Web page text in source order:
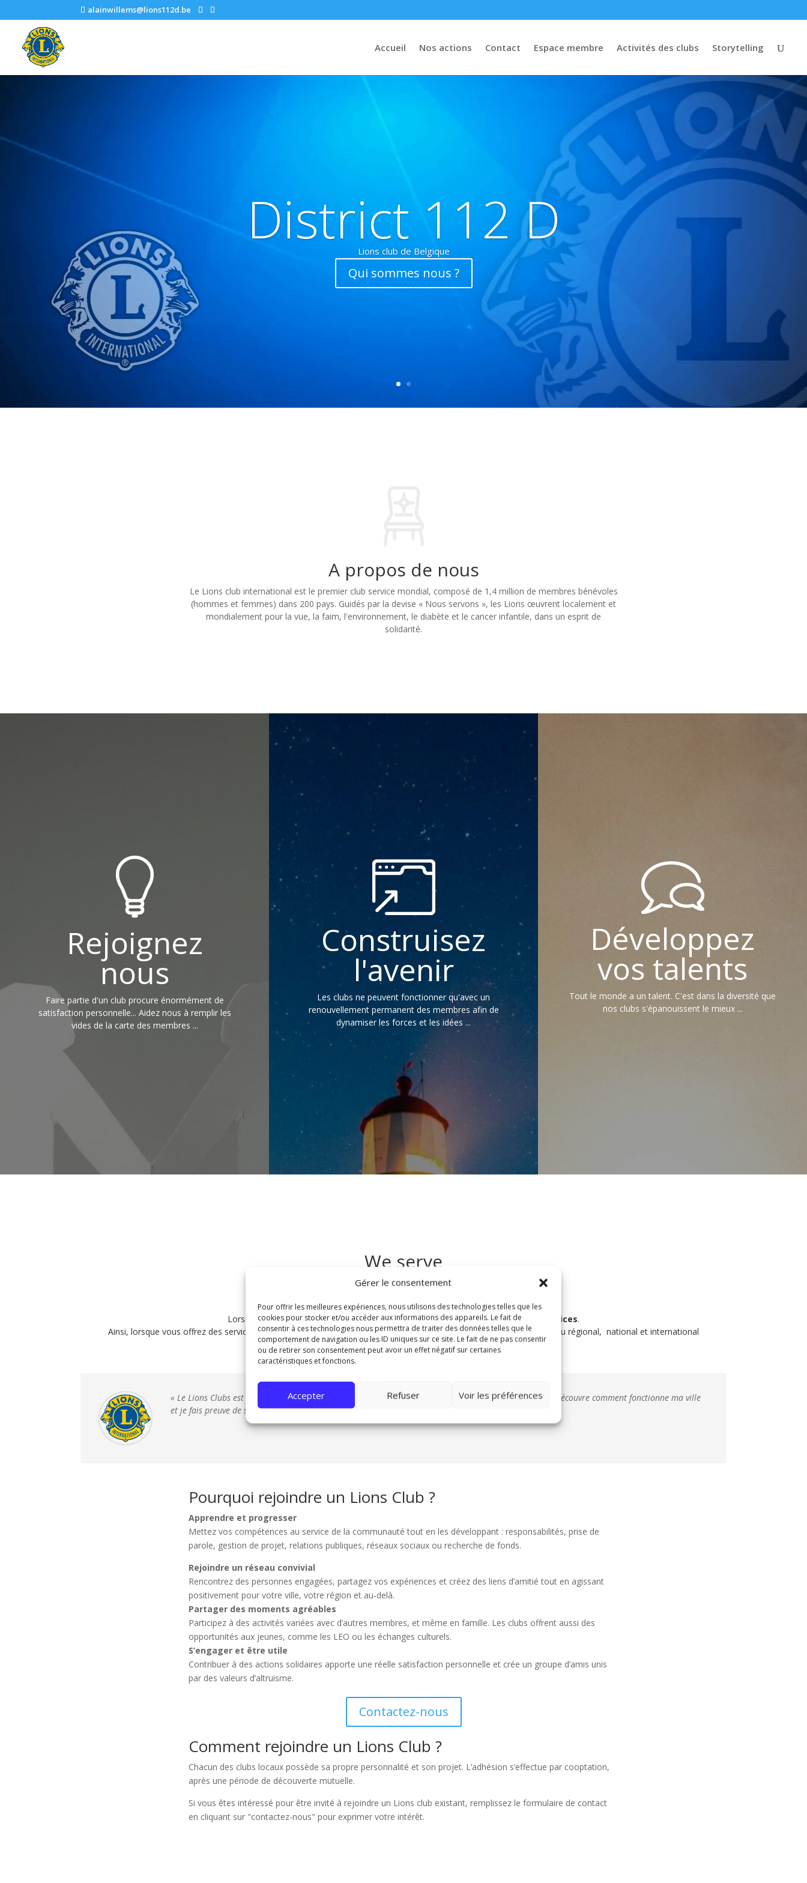
Gérer le consentement
Pour offrir les meilleures expériences, nous utilisons des technologies telles que les
cookies pour stocker et/ou accéder aux informations des appareils. Le fait de
consentir à ces technologies nous permettra de traiter des données telles que le
comportement de navigation ou les ID uniques sur ce site. Le fait de ne pas consentir
ou de retirer son consentement peut avoir un effet négatif sur certaines
caractéristiques et fonctions.
Accepter Refuser Voir les préférences
alainwillems@lions112d.be
Accueil Nos actions Contact Espace membre Activités des clubs Storytelling
District 112 D
Lions club de Belgique
Qui sommes nous ?
A propos de nous
Le Lions club international est le premier club service mondial, composé de 1,4 million de membres bénévoles
(hommes et femmes) dans 200 pays. Guidés par la devise « Nous servons », les Lions œuvrent localement et
mondialement pour la vue, la faim, l'environnement, le diabète et le cancer infantile, dans un esprit de
solidarité.
Rejoignez
nous
Faire partie d'un club procure énormément de
satisfaction personnelle... Aidez nous à remplir les
vides de la carte des membres ...
Construisez
l'avenir
Les clubs ne peuvent fonctionner qu'avec un
renouvellement permanent des membres afin de
dynamiser les forces et les idées ...
Développez
vos talents
Tout le monde a un talent. C'est dans la diversité que
nos clubs s'épanouissent le mieux ...
We serve
Lorsque vous rejoignez un Lions Club, vous rejoignez un réseau international de services.
Ainsi, lorsque vous offrez des services communautaires, vous contribuez à l’effort bénévole des Lions Clubs au niveau régional, national et international
« Le Lions Clubs est l'endroit où je noue de nouvelles amitiés, je renforce mon réseau professionnel, je découvre comment fonctionne ma ville
et je fais preuve de solidarité. Je me sens utile. »
Pourquoi rejoindre un Lions Club ?
Apprendre et progresser
Mettez vos compétences au service de la communauté tout en les développant : responsabilités, prise de
parole, gestion de projet, relations publiques, réseaux sociaux ou recherche de fonds.
Rejoindre un réseau convivial
Rencontrez des personnes engagées, partagez vos expériences et créez des liens d’amitié tout en agissant
positivement pour votre ville, votre région et au‑delà.
Partager des moments agréables
Participez à des activités variées avec d’autres membres, et même en famille. Les clubs offrent aussi des
opportunités aux jeunes, comme les LEO ou les échanges culturels.
S’engager et être utile
Contribuer à des actions solidaires apporte une réelle satisfaction personnelle et crée un groupe d’amis unis
par des valeurs d’altruisme.
Contactez-nous
Comment rejoindre un Lions Club ?
Chacun des clubs locaux possède sa propre personnalité et son projet. L’adhésion s’effectue par cooptation,
après une période de découverte mutuelle.
Si vous êtes intéressé pour être invité à rejoindre un Lions club existant, remplissez le formulaire de contact
en cliquant sur "contactez-nous" pour exprimer votre intérêt.